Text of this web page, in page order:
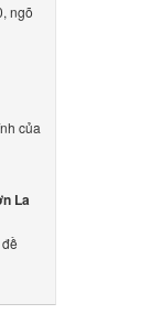
ngõ
của
La